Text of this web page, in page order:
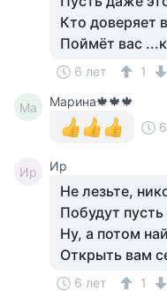
Кто доверяет
Поймёт вас
6 лет 1
Ма
Марина🍁🍁🍁
Ир Ир
Не лезьте,
Побудут
Ну, а потом
Открыть вам
6 лет 1